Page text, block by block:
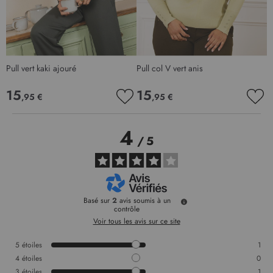
Pull vert kaki ajouré
15,95 €
MA
LISTE
D’ENVIE
Pull col V vert anis
15,95 €
4/5
Basé sur 2 avis soumis à un
contrôle
Voir tous les avis sur ce site
5 étoiles
1
4 étoiles
0